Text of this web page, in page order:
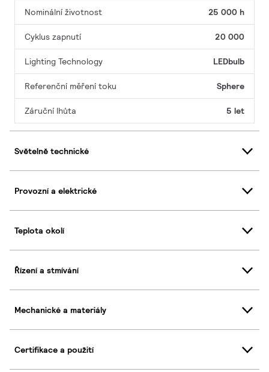
Nominální životnost 25 000 h
Cyklus zapnutí 20 000
Lighting Technology LEDbulb
Referenční měření toku Sphere
Záruční lhůta 5 let
Světelně technické
Provozní a elektrické
Teplota okolí
Řízení a stmívání
Mechanické a materiály
Certifikace a použití